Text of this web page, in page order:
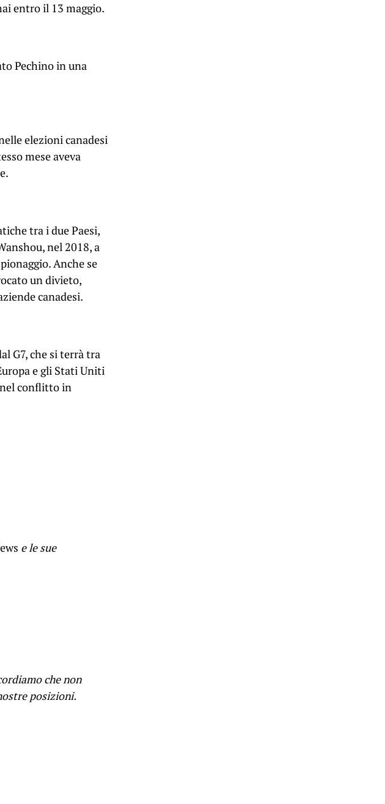
entro il 13 maggio.
Pechino in una
elezioni canadesi
mese aveva
tra i due Paesi,
nel 2018, a
Anche se
un divieto,
canadesi.
G7, che si terrà tra
e gli Stati Uniti
nel conflitto in
e le sue
che non
posizioni.